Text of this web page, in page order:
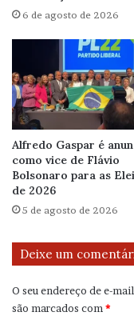
6 de agosto de 2026
Alfredo Gaspar é
como vice de Flávio
Bolsonaro para as
de 2026
5 de agosto de 2026
Deixe um
O seu endereço de e-
são marcados com*